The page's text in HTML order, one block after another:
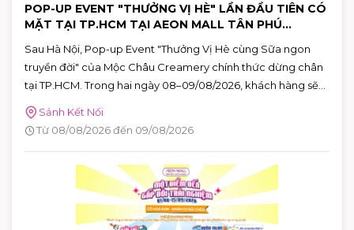
POP-UP EVENT "THƯỞNG VỊ HÈ" LẦN ĐẦU TIÊN CÓ
MẶT TẠI TP.HCM TẠI AEON MALL TÂN PHÚ
Sau Hà Nội, Pop-up Event "Thưởng Vị Hè cùng Sữa ngon
truyền đời" của Mộc Châu Creamery chính thức dừng chân
tại TP.HCM. Trong hai ngày 08–09/08/2026, khách hàng sẽ
có cơ hội khám phá những hương vị mùa hè độc đáo, tham
gia nhiều hoạt động tương tác thú vị và nhận quà tặng phiên
bản giới hạn tại AEON MALL Tân Phú Celadon.
Sảnh Kết Nối
Từ 08/08/2026 đến 09/08/2026